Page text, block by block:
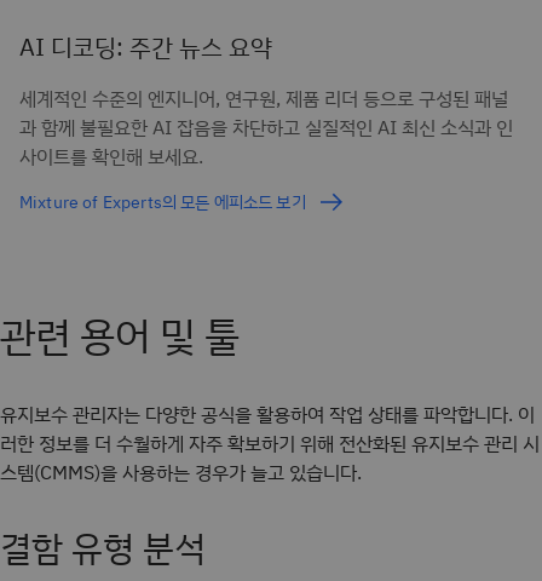
AI 디코딩: 주간 뉴스 요약
세계적인 수준의 엔지니어, 연구원, 제품 리더 등으로 구성된 패널
과 함께 불필요한 AI 잡음을 차단하고 실질적인 AI 최신 소식과 인
사이트를 확인해 보세요.
Mixture of Experts의 모든 에피소드 보기
관련 용어 및 툴
유지보수 관리자는 다양한 공식을 활용하여 작업 상태를 파악합니다. 이
러한 정보를 더 수월하게 자주 확보하기 위해 전산화된 유지보수 관리 시
스템(CMMS)을 사용하는 경우가 늘고 있습니다.
결함 유형 분석